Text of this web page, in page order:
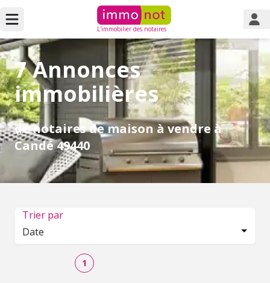
L'immobilier des notaires
7 Annonces
immobilières
de notaires de maison à vendre à
Candé 49440
Trier par
Date
1